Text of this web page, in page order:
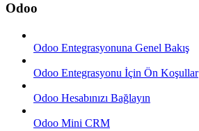
Odoo
Odoo Entegrasyonuna Genel Bakış
Odoo Entegrasyonu İçin Ön Koşullar
Odoo Hesabınızı Bağlayın
Odoo Mini CRM